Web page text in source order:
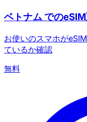
ベトナム での
お使いのスマホが
ているか確認
無料